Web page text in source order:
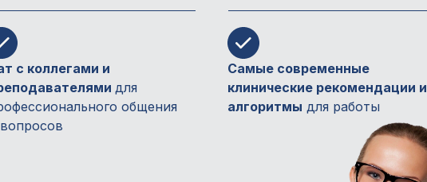
Самые современные
клинические рекомендации и
алгоритмы для работы
с коллегами и
для
общения